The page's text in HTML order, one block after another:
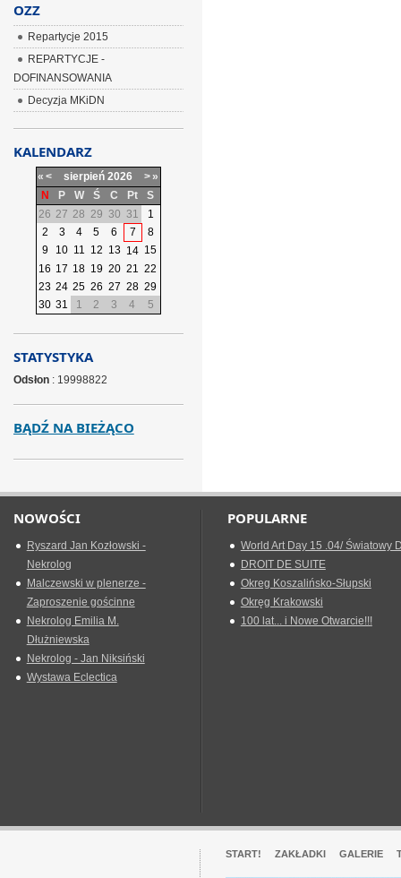
OZZ
Repartycje 2015
REPARTYCJE -
DOFINANSOWANIA
Decyzja MKiDN
KALENDARZ
« < sierpień 2026 >»
N
P W Ś C Pt
S
26 27 28 29 30 31
1
2
3 4 5 6 7
8
9
10 11 12 13 14 15
16 17 18 19 20 21 22
23 24 25 26 27 28 29
30 31 1 2 3 4 5
STATYSTYKA
Odsłon: 19998822
BĄDŹ NA BIEŻĄCO
NOWOŚCI
Ryszard Jan Kozłowski -
Nekrolog
Malczewski w plenerze -
Zaproszenie gościnne
Nekrolog Emilia M.
Dłużniewska
Nekrolog - Jan Niksiński
Wystawa Eclectica
POPULARNE
World Art Day 15 .04/ Światowy
DROIT DE SUITE
Okreg Koszalińsko-Słupski
Okręg Krakowski
100 lat... i Nowe Otwarcie!!!
START! ZAKŁADKI GALERIE